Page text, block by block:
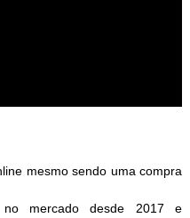
mesmo sendo uma compra
mercado desde 2017 e